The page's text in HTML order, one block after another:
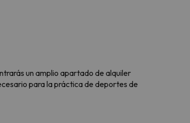
un amplio apartado de alquiler
para la práctica de deportes de